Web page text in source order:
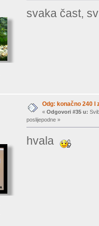
svaka čast,
Odg: konačno 240 l
« Odgovori #35 u:
poslijepodne »
hvala